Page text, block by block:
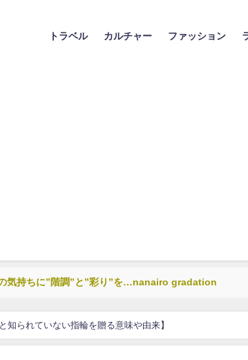
トラベル カルチャー ファッション
気持ちに”階調”と”彩り”を…nanairo gradation
知られていない指輪を贈る意味や由来】